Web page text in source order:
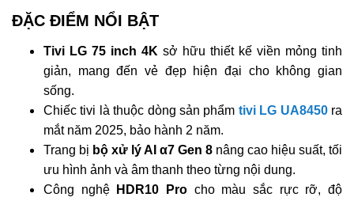
ĐẶC ĐIỂM NỔI BẬT
Tivi LG 75 inch 4K sở hữu thiết kế viền mỏng tinh
giản, mang đến vẻ đẹp hiện đại cho không gian
sống.
Chiếc tivi là thuộc dòng sản phẩm tivi LG UA8450ra
mắt năm 2025, bảo hành 2 năm.
Trang bị bộ xử lý AI α7 Gen 8 nâng cao hiệu suất, tối
ưu hình ảnh và âm thanh theo từng nội dung.
Công nghệ
HDR10 Pro cho màu sắc rực rỡ, độ